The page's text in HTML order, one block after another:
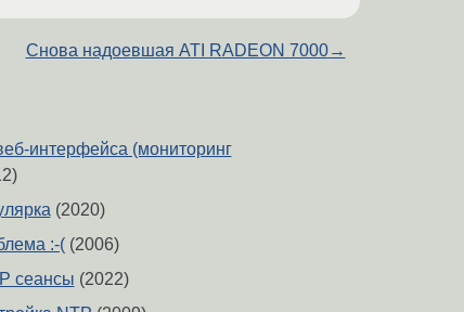
Снова надоевшая ATI RADEON 7000→
интерфейса (мониторинг
(2020)
:-((2006)
сеансы (2022)